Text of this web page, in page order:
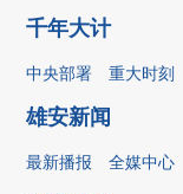
千年大计
中央部署 重大时刻
雄安新闻
最新播报 全媒中心